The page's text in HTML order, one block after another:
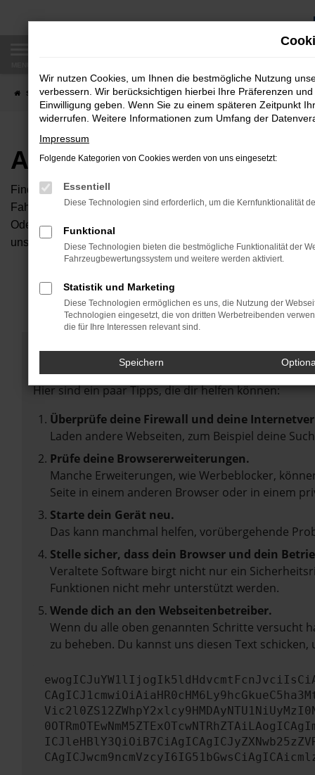
Zum
Startseite Fahrzeugangebote Autobörse
Autobörse
Finden Sie Ihren neuen Traumwagen bei uns. Dafür haben
Fahrzeuge an, die bei uns auf dem Hof stehen. Dann
Oder Sie klicken auf den Button Autobörse und Sie haben
unserem Händlernetzwerk. Diese Fahrzeuge können wir
Fehler: Network Error
Beim Laden ist ein Fehler aufgetreten.
Hier sind ein paar Tipps, die dir helfen können:
Überprüfe deine Firewall und deine
Laden andere Webseiten, zum Beispiel deine
Prüfe deine Browsererweiterungen.
Manche Erweiterungen, wie Werbeblocker,
Seite in einem anderen Browser oder in einem
Starte dein Gerät neu.
Das kann manchmal helfen, vorübergehende
Stelle sicher, dass dein Browser und dein
Veraltete Software birgt nicht nur ein
Funktionen nicht mehr unterstützt werden.
Wende dich an den Webseitenbetreiber.
Wenn du alle oben genannten Schritte versucht
zu beheben. Du kannst uns diesen Text
Wir nutzen Cookies, um Ihnen die bestmögliche Nutzung
verbessern. Wir berücksichtigen hierbei Ihre Präferenzen
Einwilligung geben. Wenn Sie zu einem späteren Zeitpunkt
widerrufen. Weitere Informationen zum Umfang der
Impressum
Folgende Kategorien von Cookies werden von uns eingesetzt:
Essentiell
Diese Technologien sind erforderlich, um die Kernfunktionalität
Funktional
Diese Technologien bieten die bestmögliche Funktionalität der
Fahrzeugbewertungssystem und weitere werden aktiviert.
Statistik und Marketing
Diese Technologien ermöglichen es uns, die Nutzung der
Technologien eingesetzt, die von dritten Werbetreibenden
die für Ihre Interessen relevant sind.
Speichern